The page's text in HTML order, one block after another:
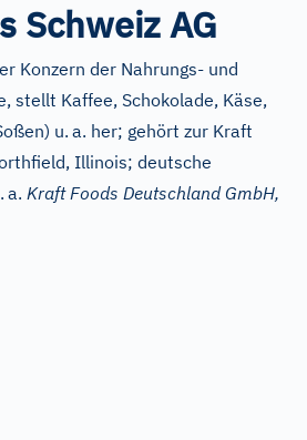
Schweiz AG
Konzern der Nahrungs- und
stellt Kaffee, Schokolade, Käse,
u. a. her; gehört zur Kraft
Illinois; deutsche
a. Kraft Foods Deutschland GmbH,